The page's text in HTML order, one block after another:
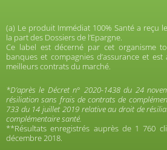
(a) Le produit Immédiat 100% Santé a reçu
la part des Dossiers de l’Epargne.
Ce label est décerné par cet organisme
banques et compagnies d’assurance et
meilleurs contrats du marché.
*D’après le Décret n° 2020-1438 du 24
résiliation sans frais de contrats de
733 du 14 juillet 2019 relative au droit de
complémentaire santé.
**Résultats enregistrés auprès de 1 760
décembre 2018.